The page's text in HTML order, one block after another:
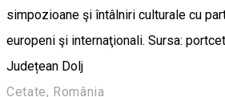
simpozioane şi întâlniri culturale cu
europeni şi internaţionali. Sursa:
Județean Dolj
Cetate, România